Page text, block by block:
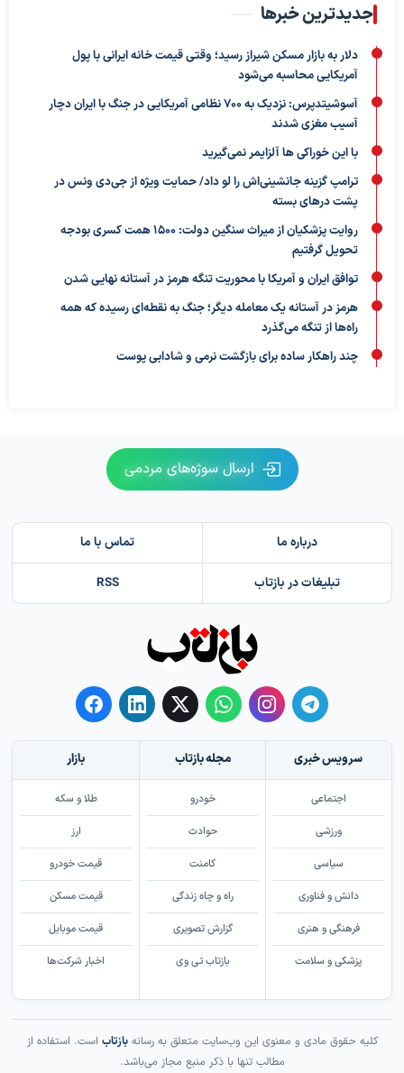
جدیدترین خبرها
دلار به بازار مسکن شیراز رسید؛ وقتی قیمت خانه ایرانی با پول
آمریکایی محاسبه می‌شود
آسوشیتدپرس: نزدیک به ۷۰۰ نظامی آمریکایی در جنگ با ایران دچار
آسیب مغزی شدند
با این خوراکی ها آلزایمر نمی‌گیرید
ترامپ گزینه جانشینی‌اش را لو داد/ حمایت ویژه از جی‌دی ونس در
پشت درهای بسته
روایت پزشکیان از میراث سنگین دولت: ۱۵۰۰ همت کسری بودجه
تحویل گرفتیم
توافق ایران و آمریکا با محوریت تنگه هرمز در آستانه نهایی شدن
هرمز در آستانه یک معامله دیگر؛ جنگ به نقطه‌ای رسیده که همه
راه‌ها از تنگه می‌گذرد
چند راهکار ساده برای بازگشت نرمی و شادابی پوست
ارسال سوژه‌های مردمی
درباره ما تماس با ما
تبلیغات در بازتاب RSS
سرویس خبری
اجتماعی
ورزشی
سیاسی
دانش و فناوری
فرهنگی و هنری
پزشکی و سلامت
مجله بازتاب
خودرو
حوادث
کامنت
راه و چاه زندگی
گزارش تصویری
بازتاب تی وی
بازار
طلا و سکه
ارز
قیمت خودرو
قیمت مسکن
قیمت موبایل
اخبار شرکت‌ها
کلیه حقوق مادی و معنوی این وب‌سایت متعلق به رسانهبازتاب است. استفاده از
مطالب تنها با ذکر منبع مجاز می‌باشد.